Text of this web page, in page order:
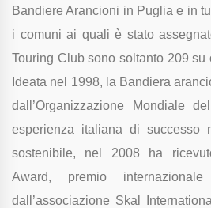
Bandiere Arancioni in Puglia e in
i comuni ai quali è stato
Touring Club sono soltanto 209 su
Ideata nel 1998, la Bandiera
dall’Organizzazione Mondiale
esperienza italiana di successo
sostenibile, nel 2008 ha
Award, premio
dall’associazione Skal